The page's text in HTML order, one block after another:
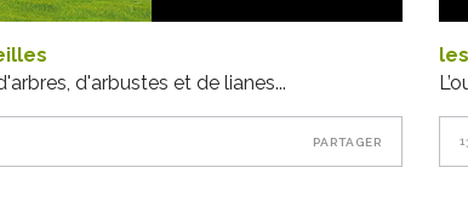
d'arbustes et de lianes
PARTAGER